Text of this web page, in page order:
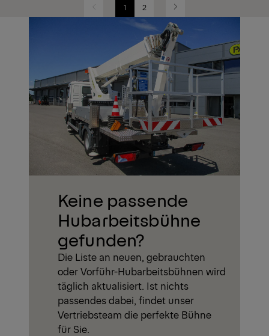
Previous 1 2 Next
Keine passende
Hubarbeitsbühne
gefunden?
Die Liste an neuen, gebrauchten
oder Vorführ-Hubarbeitsbühnen wird
täglich aktualisiert. Ist nichts
passendes dabei, findet unser
Vertriebsteam die perfekte Bühne
für Sie.